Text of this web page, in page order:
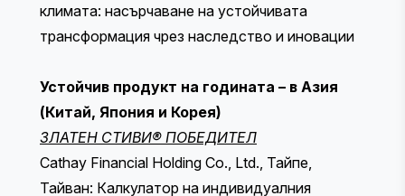
климата: насърчаване на устойчивата
трансформация чрез наследство и иновации
Устойчив продукт на годината – в Азия
(Китай, Япония и Корея)
ЗЛАТЕН СТИВИ® ПОБЕДИТЕЛ
Cathay Financial Holding Co., Ltd., Тайпе,
Тайван: Калкулатор на индивидуалния